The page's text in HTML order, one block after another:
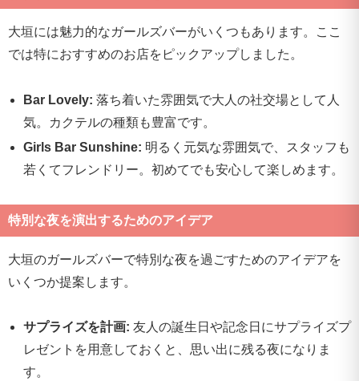
大垣には魅力的なガールズバーがいくつもあります。ここ
では特におすすめのお店をピックアップしました。
Bar Lovely: 落ち着いた雰囲気で大人の社交場として人
気。カクテルの種類も豊富です。
Girls Bar Sunshine: 明るく元気な雰囲気で、スタッフも
若くてフレンドリー。初めてでも安心して楽しめます。
特別な夜を演出するためのアイデア
大垣のガールズバーで特別な夜を過ごすためのアイデアを
いくつか提案します。
サプライズを計画: 友人の誕生日や記念日にサプライズプ
レゼントを用意しておくと、思い出に残る夜になりま
す。